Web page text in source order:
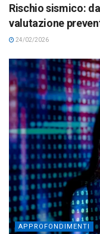
Rischio sismico:
valutazione
24/02/2026
APPROFONDIMENTI